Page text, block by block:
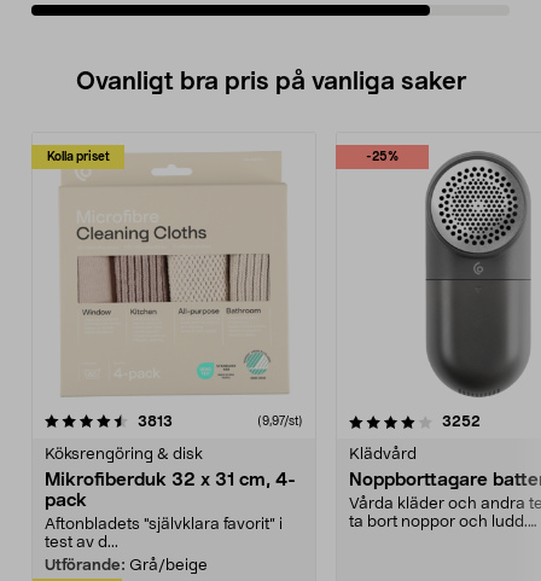
Ovanligt bra pris på vanliga saker
Kolla priset
3813 (9,97/st)
Köksrengöring & disk
Mikrofiberduk 32 x 31 cm, 4-
pack
Aftonbladets "självklara favorit” i
test av d...
Utförande: Grå/beige
-25%
4.0av 5 stjärnor 3252
Klädvård
Noppborttagare
Vårda kläder och andra
ta bort noppor och ludd.
4.5av 5 stjärnor